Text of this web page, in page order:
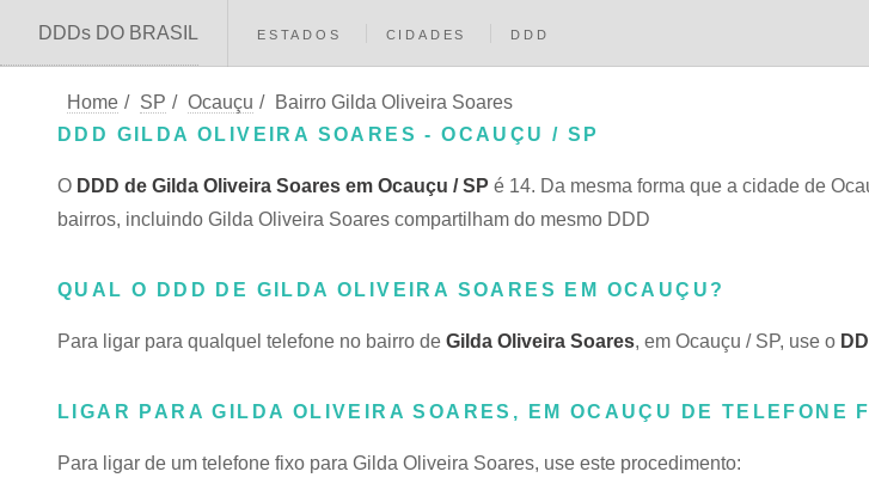
DDDs DO BRASIL ESTADOS CIDADES DDD
Home / SP / Ocauçu /
Bairro Gilda Oliveira Soares
DDD GILDA OLIVEIRA SOARES - OCAUÇU / SP
O DDD de Gilda Oliveira Soares em Ocauçu / SP é 14. Da mesma forma que a cidade de
bairros, incluindo Gilda Oliveira Soares compartilham do mesmo DDD
QUAL O DDD DE GILDA OLIVEIRA SOARES EM OCAUÇU?
Para ligar para qualquel telefone no bairro de Gilda Oliveira Soares, em Ocauçu / SP, use o
LIGAR PARA GILDA OLIVEIRA SOARES, EM OCAUÇU DE TELEFONE
Para ligar de um telefone fixo para Gilda Oliveira Soares, use este procedimento: